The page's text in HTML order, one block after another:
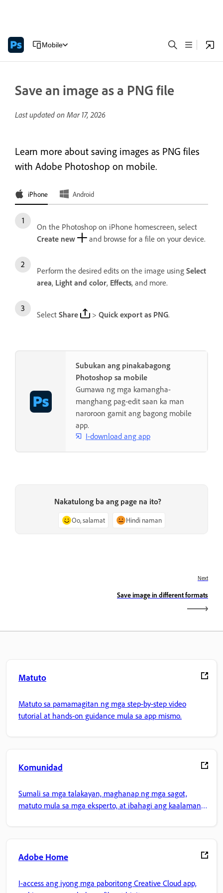
Mobile
Save an image as a PNG file
Last updated on Mar 17, 2026
Learn more about saving images as PNG files
with Adobe Photoshop on mobile.
iPhone Android
On the Photoshop on iPhone homescreen, select
Create new
and browse for a file on your device.
Perform the desired edits on the image using Select
area, Light and color, Effects, and more.
Select Share > Quick export as PNG.
Subukan ang pinakabagong
Photoshop sa mobile
Gumawa ng mga kamangha-
manghang pag-edit saan ka man
naroroon gamit ang bagong mobile
app.
I-download ang app
Nakatulong ba ang page na ito?
Oo, salamat Hindi naman
Next
Save image in different formats
Matuto
Matuto sa pamamagitan ng mga step-by-step video
tutorial at hands-on guidance mula sa app mismo.
Komunidad
Sumali sa mga talakayan, maghanap ng mga sagot,
matuto mula sa mga eksperto, at ibahagi ang kaalaman
Adobe Home
I-access ang iyong mga paboritong Creative Cloud app,